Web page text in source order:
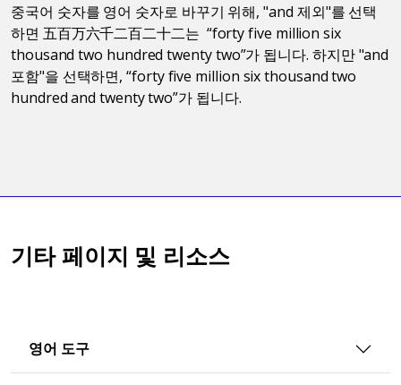
중국어 숫자를 영어 숫자로 바꾸기 위해, "and 제외"를 선택
하면 五百万六千二百二十二는 “forty five million six
thousand two hundred twenty two”가 됩니다. 하지만 "and
포함"을 선택하면, “forty five million six thousand two
hundred and twenty two”가 됩니다.
기타 페이지 및 리소스
영어 도구